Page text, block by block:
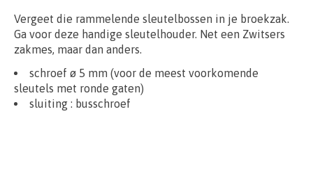
Vergeet die rammelende sleutelbossen in je broekzak.
Ga voor deze handige sleutelhouder. Net een Zwitsers
zakmes, maar dan anders.
schroef ø 5 mm (voor de meest voorkomende
sleutels met ronde gaten)
sluiting : busschroef